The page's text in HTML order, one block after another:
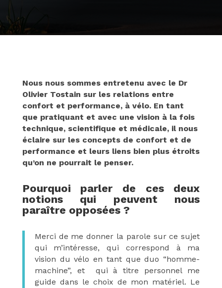
Nous nous sommes entretenu avec le Dr
Olivier Tostain sur les relations entre
confort et performance, à vélo. En tant
que pratiquant et avec une vision à la fois
technique, scientifique et médicale, il nous
éclaire sur les concepts de confort et de
performance et leurs liens bien plus étroits
qu’on ne pourrait le penser.
Pourquoi parler de ces deux
notions qui peuvent nous
paraître opposées ?
Merci de me donner la parole sur ce sujet
qui m’intéresse, qui correspond à ma
vision du vélo en tant que duo “homme-
machine”, et qui à titre personnel me
guide dans le choix de mon matériel. Le